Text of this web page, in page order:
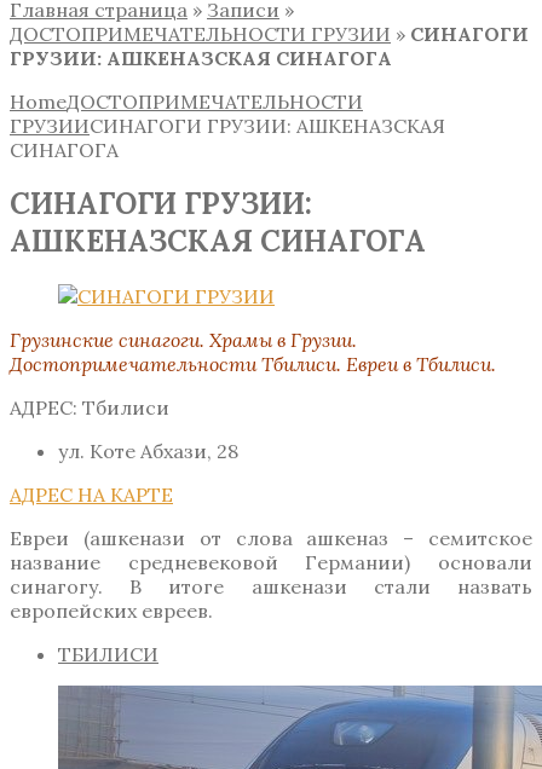
Главная страница » Записи »
ДОСТОПРИМЕЧАТЕЛЬНОСТИ ГРУЗИИ » СИНАГОГИ
ГРУЗИИ: АШКЕНАЗСКАЯ СИНАГОГА
HomeДОСТОПРИМЕЧАТЕЛЬНОСТИ
ГРУЗИИСИНАГОГИ ГРУЗИИ: АШКЕНАЗСКАЯ
СИНАГОГА
СИНАГОГИ ГРУЗИИ:
АШКЕНАЗСКАЯ СИНАГОГА
Грузинские синагоги. Храмы в Грузии.
Достопримечательности Тбилиси. Евреи в Тбилиси.
АДРЕС: Тбилиси
ул. Коте Абхази, 28
АДРЕС НА КАРТЕ
Евреи (ашкенази от слова ашкеназ – семитское
название средневековой Германии) основали
синагогу. В итоге ашкенази стали назвать
европейских евреев.
ТБИЛИСИ